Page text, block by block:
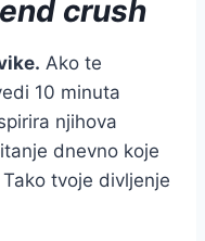
crush
Ako te
10 minuta
njihova
dnevno koje
tvoje divljenje